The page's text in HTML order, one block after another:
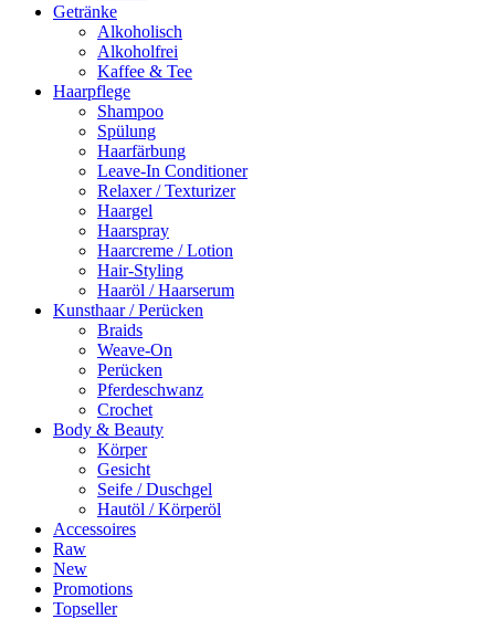
Getränke
Alkoholisch
Alkoholfrei
Kaffee & Tee
Haarpflege
Shampoo
Spülung
Haarfärbung
Leave-In Conditioner
Relaxer / Texturizer
Haargel
Haarspray
Haarcreme / Lotion
Hair-Styling
Haaröl / Haarserum
Kunsthaar / Perücken
Braids
Weave-On
Perücken
Pferdeschwanz
Crochet
Body & Beauty
Körper
Gesicht
Seife / Duschgel
Hautöl / Körperöl
Accessoires
Raw
New
Promotions
Topseller